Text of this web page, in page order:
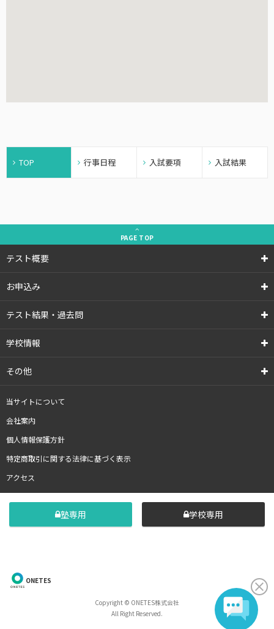
TOP 行事日程 入試要項 入試結果
PAGE TOP
テスト概要
お申込み
テスト結果・過去問
学校情報
その他
当サイトについて
会社案内
個人情報保護方針
特定商取引に関する法律に基づく表示
アクセス
塾専用 学校専用
ONETES
Copyright © ONETES株式会社
All Right Reserved.